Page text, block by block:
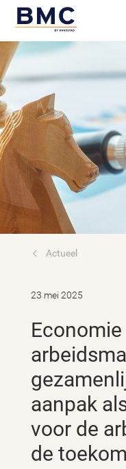
Actueel
23 mei 2025
Economie en
aanpak
voor de
de